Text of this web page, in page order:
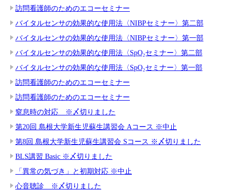
訪問看護師のためのエコーセミナー
バイタルセンサの効果的な使用法〈NIBPセミナー〉第二部
バイタルセンサの効果的な使用法〈NIBPセミナー〉第一部
バイタルセンサの効果的な使用法〈SpO₂セミナー〉第二部
バイタルセンサの効果的な使用法〈SpO₂セミナー〉第一部
訪問看護師のためのエコーセミナー
訪問看護師のためのエコーセミナー
窒息時の対応 ※〆切りました
第20回 島根大学新生児蘇生講習会 Aコース ※中止
第8回 島根大学新生児蘇生講習会 Sコース ※〆切りました
BLS講習 Basic ※〆切りました
「異常の気づき」と初期対応 ※中止
心音聴診 ※〆切りました